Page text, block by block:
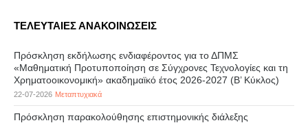
ΤΕΛΕΥΤΑΙΕΣ ΑΝΑΚΟΙΝΩΣΕΙΣ
Πρόσκληση εκδήλωσης ενδιαφέροντος για το ΔΠΜΣ
«Μαθηματική Προτυποποίηση σε Σύγχρονες Τεχνολογίες και τη
Χρηματοοικονομική» ακαδημαϊκό έτος 2026-2027 (B’ Kύκλος)
22-07-2026 Μεταπτυχιακά
Πρόσκληση παρακολούθησης επιστημονικής διάλεξης